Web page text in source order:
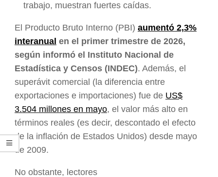
trabajo, muestran fuertes caídas.
El Producto Bruto Interno (PBI) aumentó 2,3%
interanual en el primer trimestre de 2026,
según informó el Instituto Nacional de
Estadística y Censos (INDEC). Además, el
superávit comercial (la diferencia entre
exportaciones e importaciones) fue de US$
3.504 millones en mayo, el valor más alto en
términos reales (es decir, descontado el efecto
de la inflación de Estados Unidos) desde mayo
de 2009.
No obstante, lectores